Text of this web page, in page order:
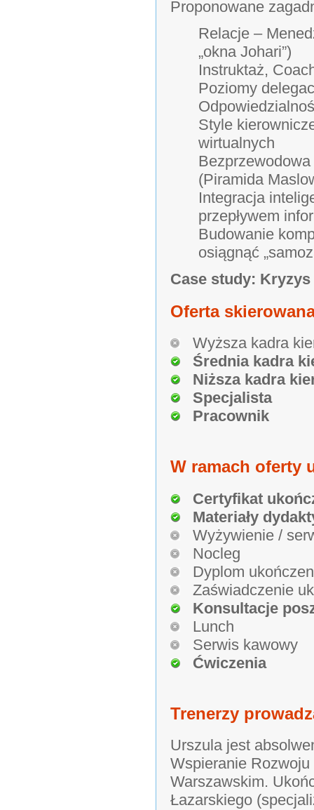
Proponowane
Relacje –
„okna Johari”)
Instruktaż,
Poziomy
Style
wirtualnych
(Piramida
Integracja
przepływem
Budowanie
osiągnąć
Case study:
Oferta
Wyższa kadra
Średnia kadra
Niższa kadra
Specjalista
Pracownik
W ramach oferty
Certyfikat
Materiały
Wyżywienie /
Nocleg
Dyplom
Zaświadczenie
Konsultacje
Lunch
Serwis kawowy
Ćwiczenia
Trenerzy
Urszula jest
Wspieranie
Warszawskim.
Łazarskiego